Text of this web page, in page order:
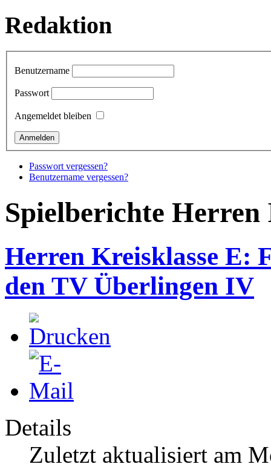
Redaktion
Benutzername
Passwort
Angemeldet bleiben
Passwort vergessen?
Benutzername vergessen?
Spielberichte
Herren Kreisklasse E:
den TV Überlingen IV
Details
Zuletzt aktualisiert am